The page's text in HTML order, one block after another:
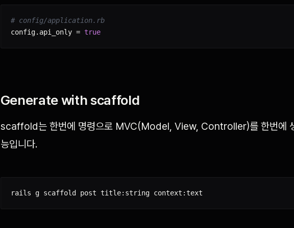
# config/application.rb
config. api_only = true
Generate with scaffold
scaffold는 한번에 명령으로 MVC(Model, View, Controller)를 한번에 생
능입니다.